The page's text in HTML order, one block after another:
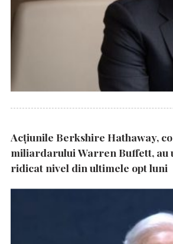
Acțiunile Berkshire Hathaway,
miliardarului Warren Buffett, au
ridicat nivel din ultimele opt luni